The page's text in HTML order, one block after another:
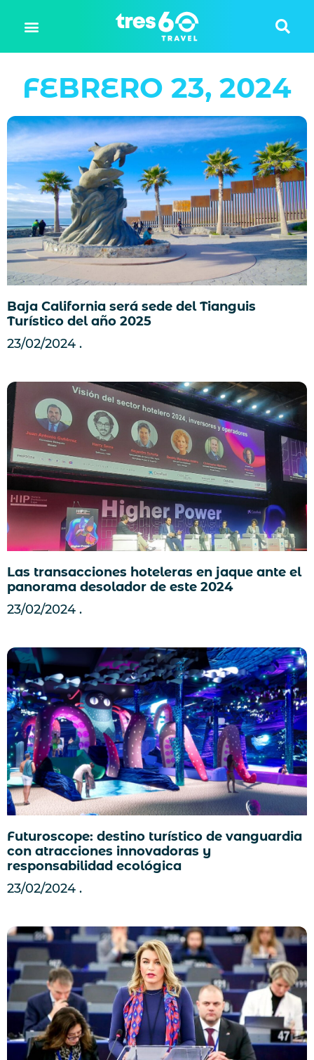
FEBRERO 23, 2024
Baja California será sede del Tianguis
Turístico del año 2025
23/02/2024
Las transacciones hoteleras en jaque ante el
panorama desolador de este 2024
23/02/2024
Futuroscope: destino turístico de vanguardia
con atracciones innovadoras y
responsabilidad ecológica
23/02/2024